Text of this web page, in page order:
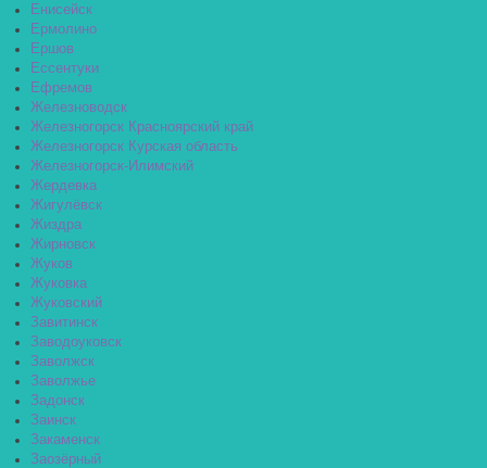
Енисейск
Ермолино
Ершов
Ессентуки
Ефремов
Железноводск
Железногорск Красноярский край
Железногорск Курская область
Железногорск-Илимский
Жердевка
Жигулёвск
Жиздра
Жирновск
Жуков
Жуковка
Жуковский
Завитинск
Заводоуковск
Заволжск
Заволжье
Задонск
Заинск
Закаменск
Заозёрный